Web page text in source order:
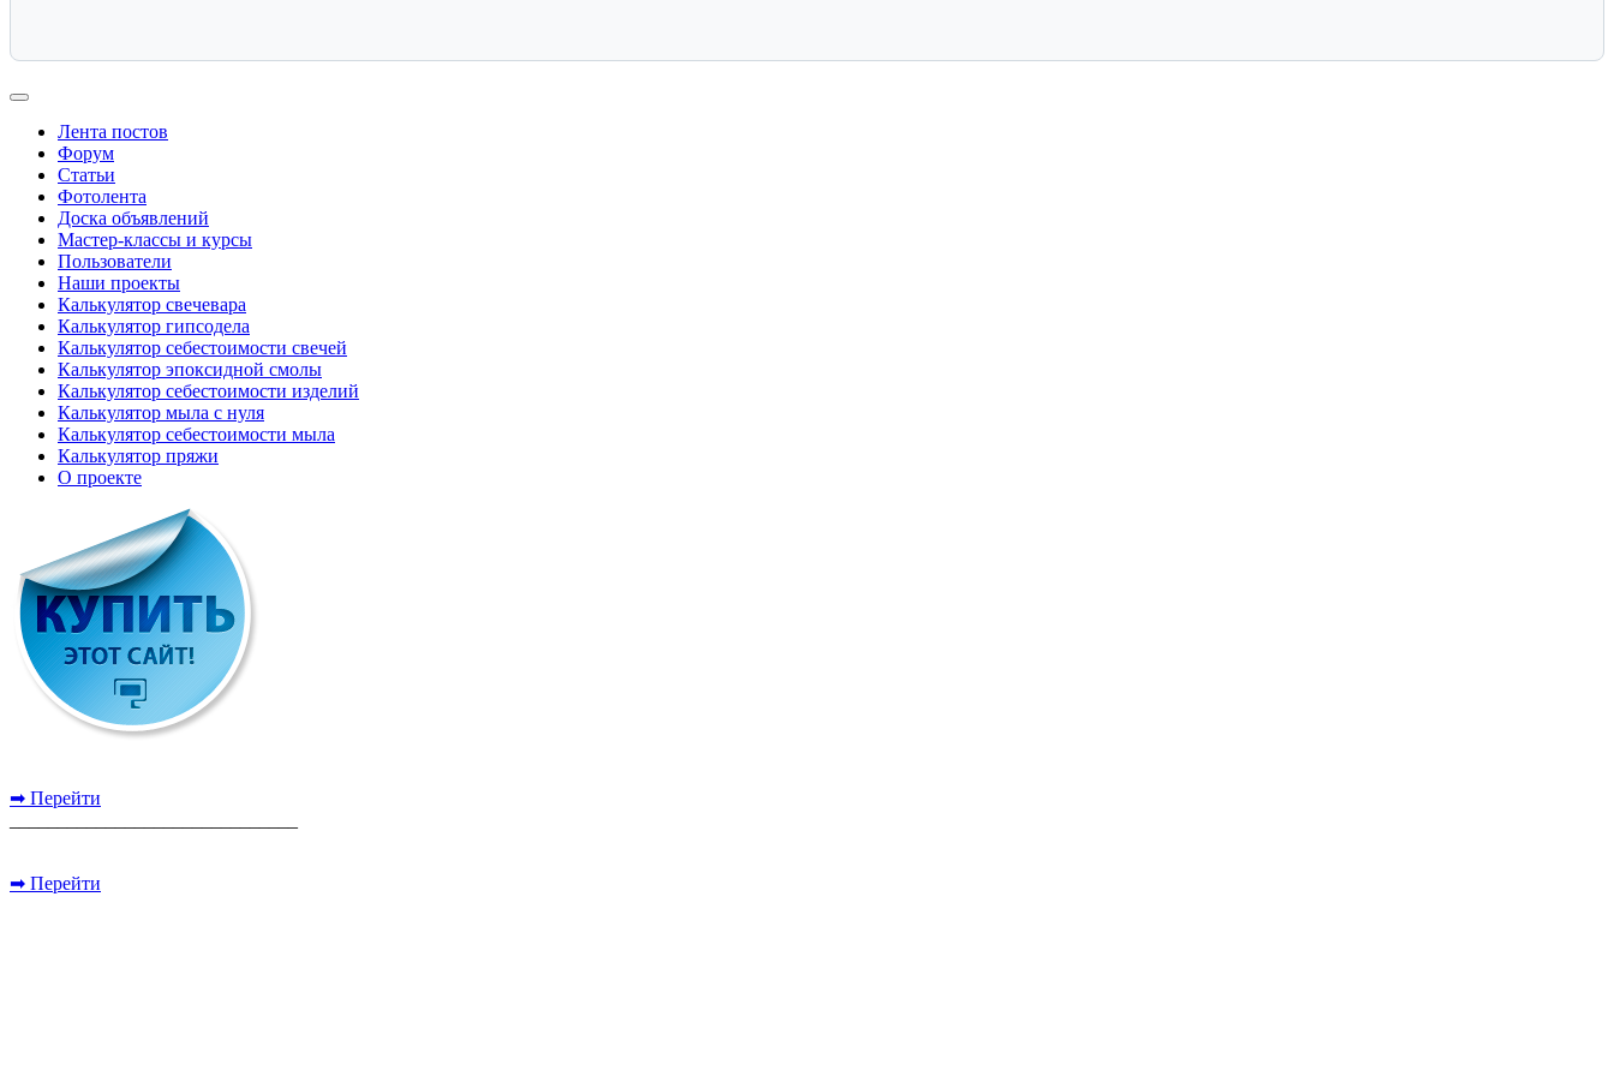
Лента постов
Форум
Статьи
Фотолента
Доска объявлений
Мастер-классы и курсы
Пользователи
Наши проекты
Калькулятор свечевара
Калькулятор гипсодела
Калькулятор себестоимости свечей
Калькулятор эпоксидной смолы
Калькулятор себестоимости изделий
Калькулятор мыла с нуля
Калькулятор себестоимости мыла
Калькулятор пряжи
О проекте
➡ Перейти
➡ Перейти